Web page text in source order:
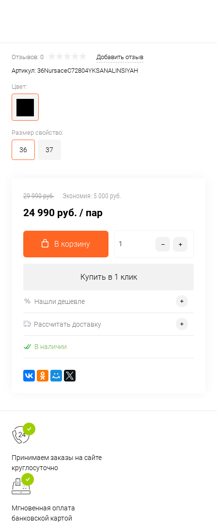
Отзывов: 0
Добавить отзыв
Артикул: 36NursaceC72804YKSANALINSIYAH
Цвет:
Размер свойство:
36 37
29 990 руб. Экономия: 5 000 руб.
24 990 руб. / пар
В корзину
Купить в 1 клик
Нашли дешевле
Рассчитать доставку
В наличии
Принимаем заказы на сайте
круглосуточно
Мгновенная оплата
банковской картой